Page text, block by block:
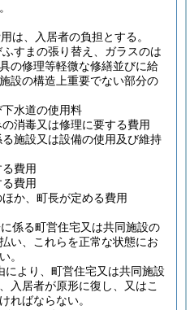
は、入居者の負担とする。
すまの張り替え、ガラスのは
の修理等軽微な修繕並びに給
設の構造上重要でない部分の
水道の使用料
消毒又は修理に要する費用
施設又は設備の使用及び維持
費用
費用
か、町長が定める費用
係る町営住宅又は共同施設の
い、これらを正常な状態にお
。
により、町営住宅又は共同施設
入居者が原形に復し、又はこ
ればならない。